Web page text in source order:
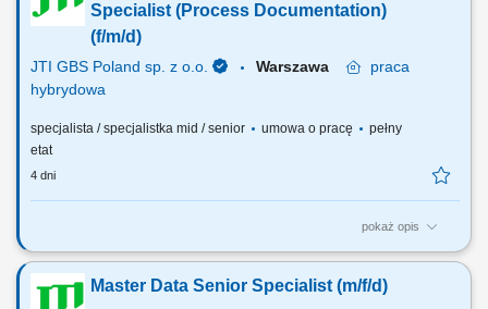
Specialist (Process Documentation)
(f/m/d)
JTI GBS Poland sp. z o.o. Warszawa
praca
hybrydowa
specjalista / specjalistka mid / senior umowa o pracę
pełny
etat
4 dni
pokaż opis
Role: 12 months contract About the role We are opening a new position
to join our team as a Master Data Senior Specialist focused on process
documentation in Signavio (business process modeling platform). Our
Master Data Senior Specialist (m/f/d)